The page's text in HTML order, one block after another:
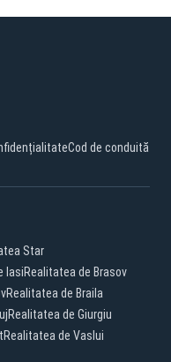
Cod de conduită
Star
IasiRealitatea de Brasov
Realitatea de Braila
Realitatea de Giurgiu
Realitatea de Vaslui